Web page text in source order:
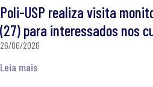
Poli-USP realiza visita
(27) para interessados nos
26/06/2026
Leia mais